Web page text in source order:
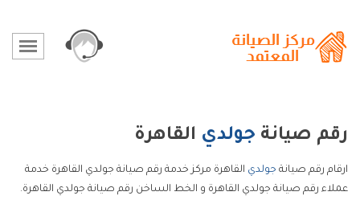
رقم صيانة جولدي القاهرة
ارقام رقم صيانة جولدي القاهرة مركز خدمة رقم صيانة جولدي القاهرة خدمة
عملاء رقم صيانة جولدي القاهرة و الخط الساخن رقم صيانة جولدي القاهرة.